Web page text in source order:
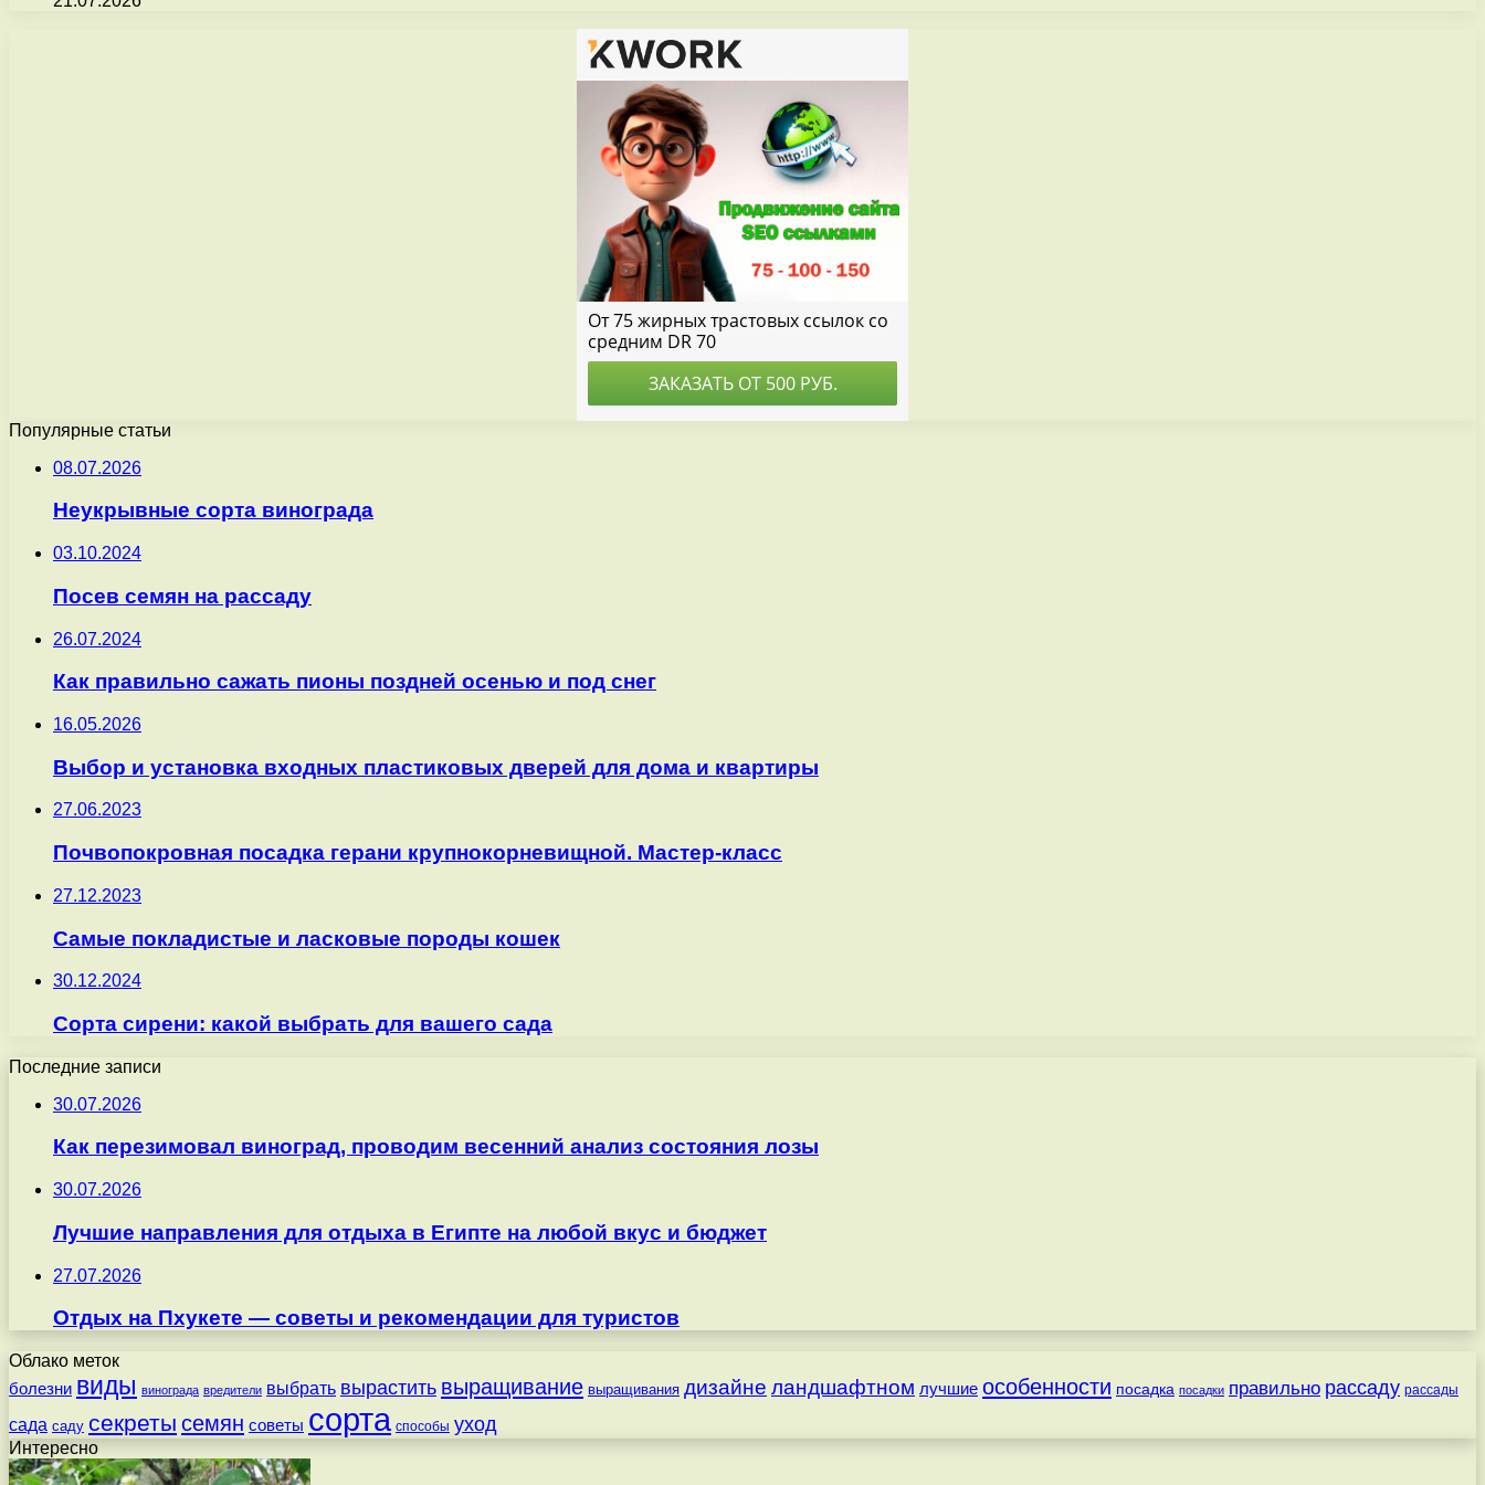
Популярные статьи
08.07.2026
Неукрывные сорта винограда
03.10.2024
Посев семян на рассаду
26.07.2024
Как правильно сажать пионы поздней осенью и под снег
16.05.2026
Выбор и установка входных пластиковых дверей для дома и квартиры
27.06.2023
Почвопокровная посадка герани крупнокорневищной. Мастер-класс
27.12.2023
Самые покладистые и ласковые породы кошек
30.12.2024
Сорта сирени: какой выбрать для вашего сада
Последние записи
30.07.2026
Как перезимовал виноград, проводим весенний анализ состояния лозы
30.07.2026
Лучшие направления для отдыха в Египте на любой вкус и бюджет
27.07.2026
Отдых на Пхукете — советы и рекомендации для туристов
Облако меток
болезни виды винограда вредители выбрать вырастить выращивание выращивания дизайне ландшафтном лучшие особенности посадка посадки правильно рассаду рассады
сада саду секреты семян советы сорта способы уход
Интересно